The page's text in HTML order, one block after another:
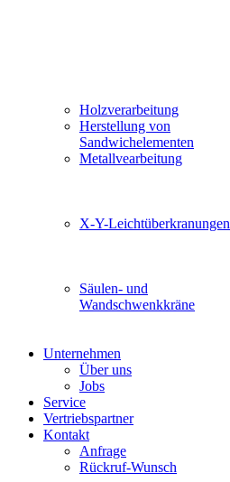
Holzverarbeitung
Herstellung von
Sandwichelementen
Metallvearbeitung
X-Y-Leichtüberkranungen
Säulen- und
Wandschwenkkräne
Unternehmen
Über uns
Jobs
Service
Vertriebspartner
Kontakt
Anfrage
Rückruf-Wunsch